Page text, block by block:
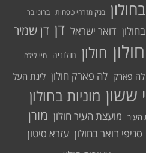
בנק מזרחי טפחות ברוני בר
דואר ישראל דן דן שמיר
חולון חולוניה חיי לילה
לה פארק לה פארק חולון ליגת העל
ששון מוניות בחולון
העיר מועצת העיר חולון מורן
סניפי דואר בחולון עזרא סיטון